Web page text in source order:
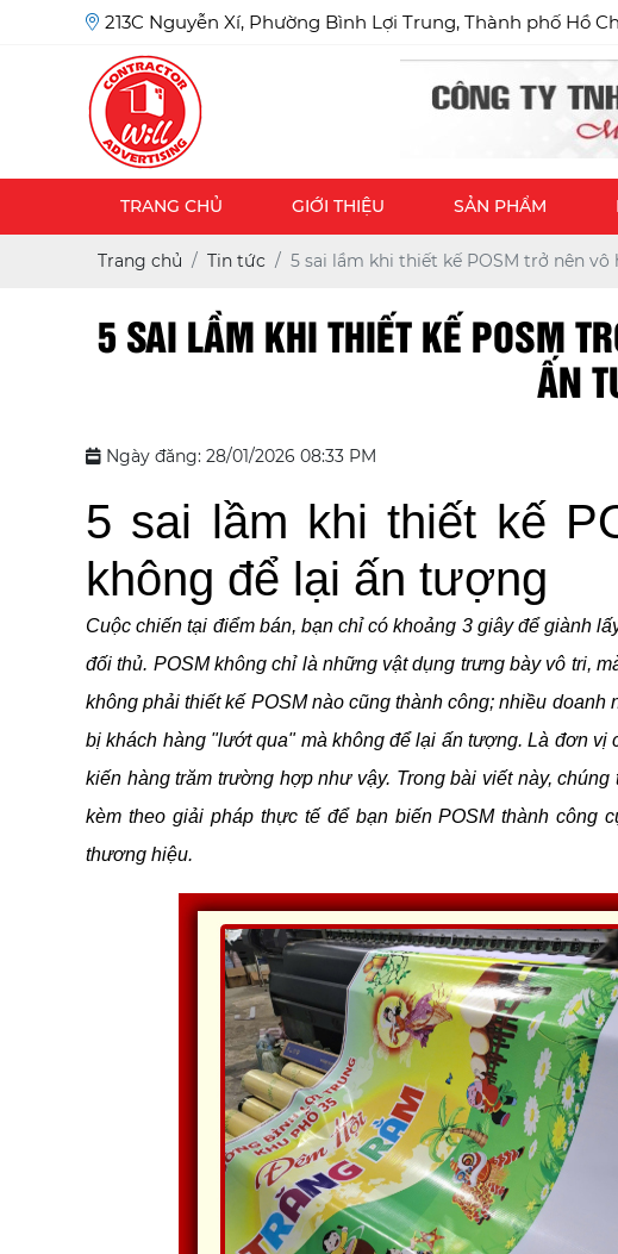
213C Nguyễn Xí, Phường Bình Lợi Trung, Thành phố Hồ
TRANG CHỦ GIỚI THIỆU SẢN PHẨM
Trang chủ Tin tức 5 sai lầm khi thiết kế POSM trở nên
5 SAI LẦM KHI THIẾT KẾ POSM
ẤN
Ngày đăng: 28/01/2026 08:33 PM
5 sai lầm khi thiết kế
không để lại ấn tượng
Cuộc chiến tại điểm bán, bạn chỉ có khoảng 3 giây để giành
đối thủ. POSM không chỉ là những vật dụng trưng bày vô tri,
không phải thiết kế POSM nào cũng thành công; nhiều
bị khách hàng "lướt qua" mà không để lại ấn tượng. Là đơn
kiến hàng trăm trường hợp như vậy. Trong bài viết này, chúng
kèm theo giải pháp thực tế để bạn biến POSM thành công
thương hiệu.